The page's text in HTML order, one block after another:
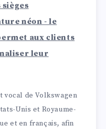
sièges
néon - le
aux clients
leur
vocal de Volkswagen
Unis et Royaume-
et en français, afin